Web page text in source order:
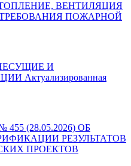
ОТОПЛЕНИЕ, ВЕНТИЛЯЦИЯ
ПОЖАРНОЙ
НЕСУЩИЕ И
Актуализированная
455 (28.05.2026) ОБ
РЕЗУЛЬТАТОВ
ПРОЕКТОВ